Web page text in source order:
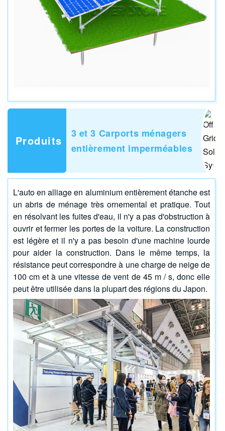
Produits 3 et 3 Carports ménagers
entièrement imperméables
L'auto en alliage en aluminium entièrement étanche est
un abris de ménage très ornemental et pratique. Tout
en résolvant les fuites d'eau, il n'y a pas d'obstruction à
ouvrir et fermer les portes de la voiture. La construction
est légère et il n'y a pas besoin d'une machine lourde
pour aider la construction. Dans le même temps, la
résistance peut correspondre à une charge de neige de
100 cm et à une vitesse de vent de 45 m / s, donc elle
peut être utilisée dans la plupart des régions du Japon.